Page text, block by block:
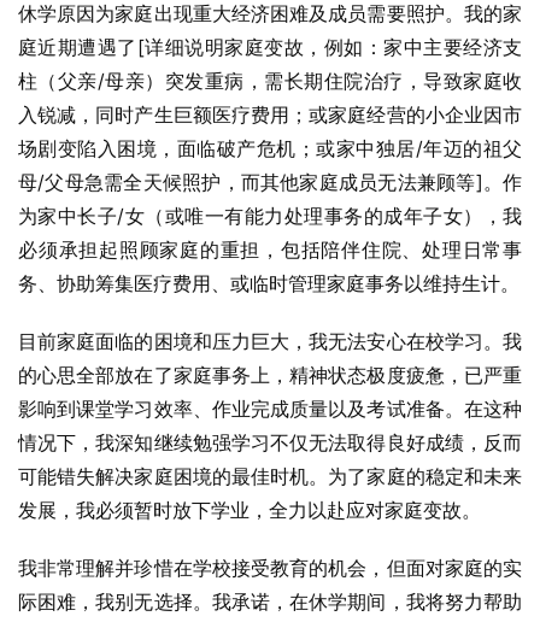
休学原因为家庭出现重大经济困难及成员需要照护。我的家
庭近期遭遇了[详细说明家庭变故，例如：家中主要经济支
柱（父亲/母亲）突发重病，需长期住院治疗，导致家庭收
入锐减，同时产生巨额医疗费用；或家庭经营的小企业因市
场剧变陷入困境，面临破产危机；或家中独居/年迈的祖父
母/父母急需全天候照护，而其他家庭成员无法兼顾等]。作
为家中长子/女（或唯一有能力处理事务的成年子女），我
必须承担起照顾家庭的重担，包括陪伴住院、处理日常事
务、协助筹集医疗费用、或临时管理家庭事务以维持生计。
目前家庭面临的困境和压力巨大，我无法安心在校学习。我
的心思全部放在了家庭事务上，精神状态极度疲惫，已严重
影响到课堂学习效率、作业完成质量以及考试准备。在这种
情况下，我深知继续勉强学习不仅无法取得良好成绩，反而
可能错失解决家庭困境的最佳时机。为了家庭的稳定和未来
发展，我必须暂时放下学业，全力以赴应对家庭变故。
我非常理解并珍惜在学校接受教育的机会，但面对家庭的实
际困难，我别无选择。我承诺，在休学期间，我将努力帮助